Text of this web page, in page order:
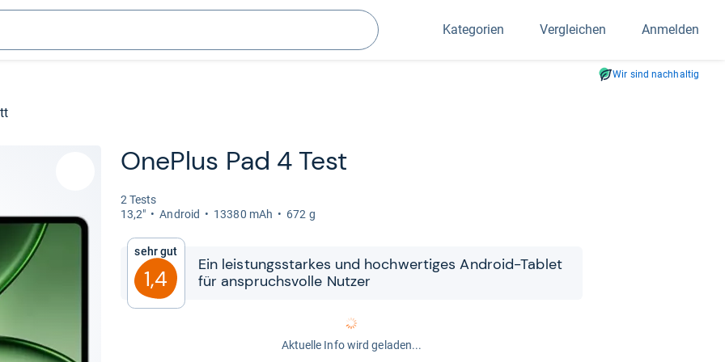
Suchen
Kategorien Vergleichen Anmelden
Wir sind nachhaltig
One­Plus Pad 4 Test
2 Tests
13,2"
Android 13380 mAh 672 g
Sehr gut
1,4
Ein leis­tungs­star­kes und hoch­wer­ti­ges Android-​​Tablet
für anspruchs­volle Nut­zer
Aktuelle Info wird geladen...